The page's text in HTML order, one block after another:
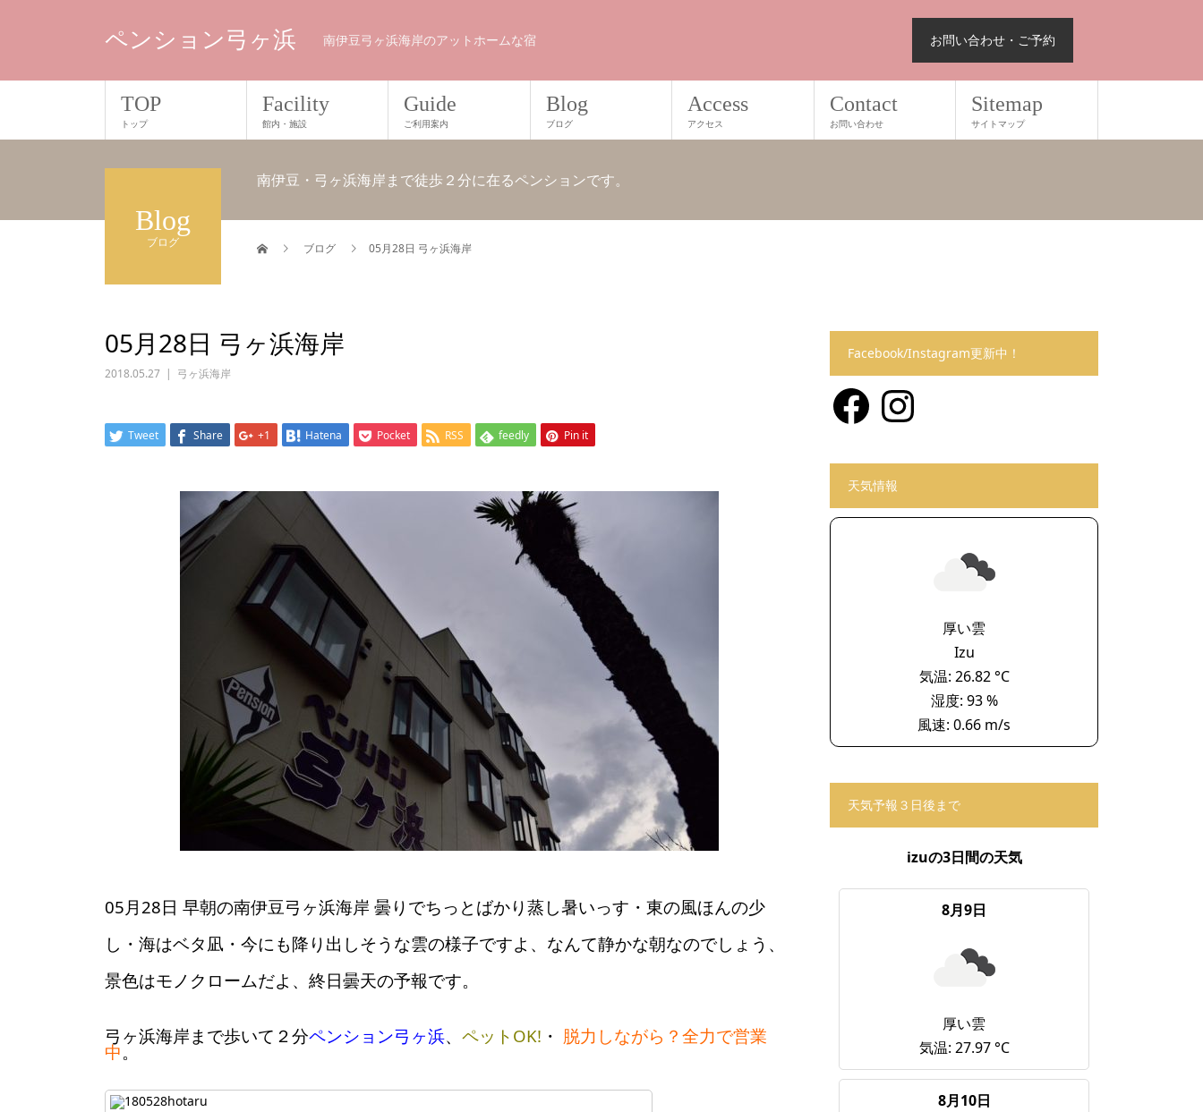
ペンション弓ヶ浜 南伊豆弓ヶ浜海岸のアットホームな宿 お問い合わせ・ご予約
TOP
トップ
Facility
館内・施設
Guide
ご利用案内
Blog
ブログ
Access
アクセス
Contact
お問い合わせ
Sitemap
サイトマップ
Blog
ブログ
南伊豆・弓ヶ浜海岸まで徒歩２分に在るペンションです。
ブログ 05月28日 弓ヶ浜海岸
05月28日 弓ヶ浜海岸
2018.05.27 弓ヶ浜海岸
Tweet Share +1 Hatena Pocket RSS feedly Pin it
05月28日 早朝の南伊豆弓ヶ浜海岸 曇りでちっとばかり蒸し暑いっす・東の風ほんの少
し・海はベタ凪・今にも降り出しそうな雲の様子ですよ、なんて静かな朝なのでしょう、
景色はモノクロームだよ、終日曇天の予報です。
弓ヶ浜海岸まで歩いて２分ペンション弓ヶ浜、 ペットOK! ・ 脱力しながら？全力で営業
中。
Facebook/Instagram更新中！
FacebookInstagram
天気情報
厚い雲
Izu
気温: 26.82 °C
湿度: 93 %
風速: 0.66 m/s
天気予報３日後まで
izuの3日間の天気
8月9日
厚い雲
気温: 27.97 °C
8月10日